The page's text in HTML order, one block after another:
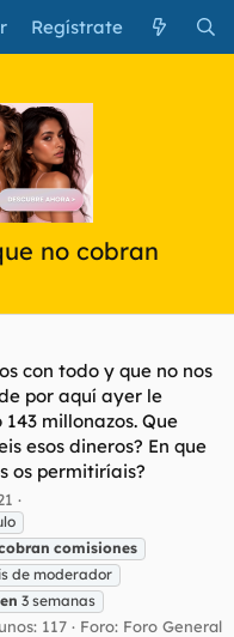
Regístrate
no cobran
con todo y que no nos
por aquí ayer le
millonazos. Que
esos dineros? En que
os permitiríais?
comisiones
de moderador
en 3 semanas
117 Foro: Foro General